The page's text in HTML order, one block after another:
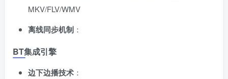
MKV/FLV/WMV
离线同步机制 ​：
BT集成引擎
边下边播技术 ​：